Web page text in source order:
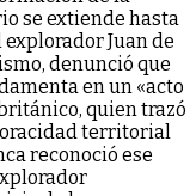
se extiende hasta
Juan de
denunció que
en un «acto
quien trazó
territorial
reconoció ese